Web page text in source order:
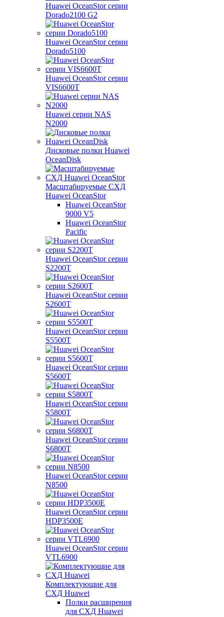
Huawei OceanStor серии
Dorado2100 G2
Huawei OceanStor серии
Dorado5100
Huawei OceanStor серии
VIS6600T
Huawei серии NAS
N2000
Дисковые полки Huawei
OceanDisk
Масштабируемые СХД
Huawei OceanStor
Huawei OceanStor
9000 V5
Huawei OceanStor
Pacific
Huawei OceanStor серии
S2200T
Huawei OceanStor серии
S2600T
Huawei OceanStor серии
S5500T
Huawei OceanStor серии
S5600T
Huawei OceanStor серии
S5800T
Huawei OceanStor серии
S6800T
Huawei OceanStor серии
N8500
Huawei OceanStor серии
HDP3500E
Huawei OceanStor серии
VTL6900
Комплектующие для
СХД Huawei
Полки расширения
для СХД Huawei